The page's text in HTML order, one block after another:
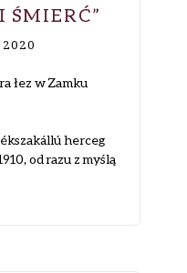
łez w Zamku
herceg
od razu z myślą